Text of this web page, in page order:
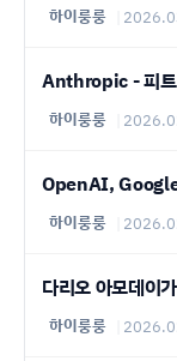
하이룽룽
Anthropic - 피트
하이룽룽
OpenAI, Google
하이룽룽
다리오 아모데이
하이룽룽